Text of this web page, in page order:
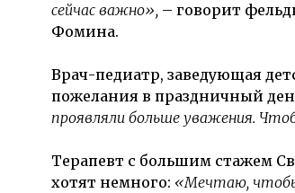
сейчас важно», – говорит
Фомина.
Врач-педиатр, заведующая
пожелания в праздничный
проявляли больше уважения.
Терапевт с большим стажем
хотят немного: «Мечтаю, чтобы